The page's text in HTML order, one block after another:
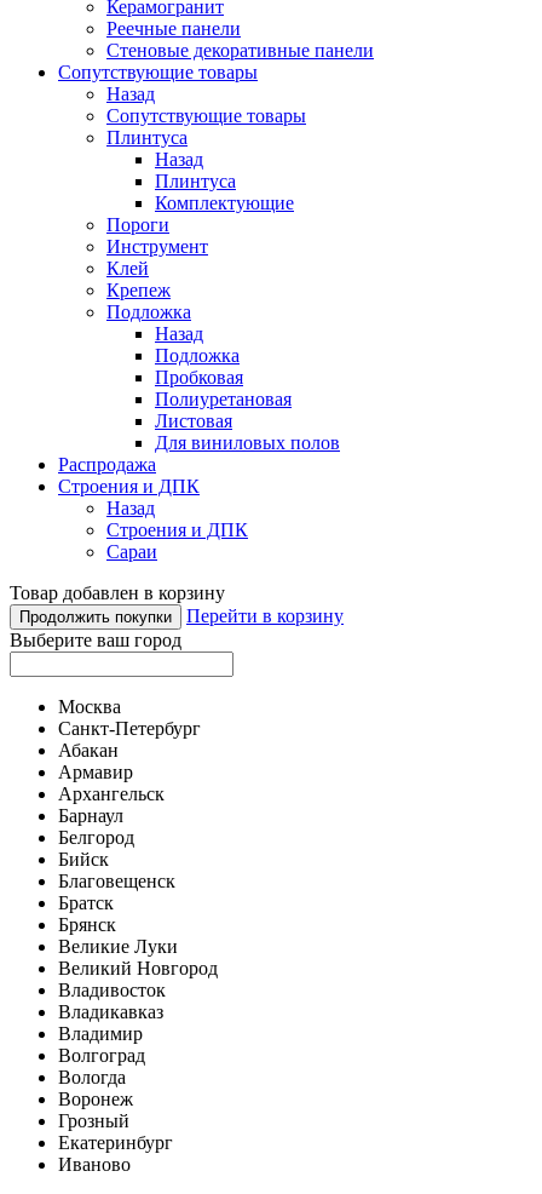
Керамогранит
Реечные панели
Стеновые декоративные панели
Сопутствующие товары
Назад
Сопутствующие товары
Плинтуса
Назад
Плинтуса
Комплектующие
Пороги
Инструмент
Клей
Крепеж
Подложка
Назад
Подложка
Пробковая
Полиуретановая
Листовая
Для виниловых полов
Распродажа
Строения и ДПК
Назад
Строения и ДПК
Сараи
Товар добавлен в корзину
Продолжить покупки
Перейти в корзину
Выберите ваш город
Москва
Санкт-Петербург
Абакан
Армавир
Архангельск
Барнаул
Белгород
Бийск
Благовещенск
Братск
Брянск
Великие Луки
Великий Новгород
Владивосток
Владикавказ
Владимир
Волгоград
Вологда
Воронеж
Грозный
Екатеринбург
Иваново